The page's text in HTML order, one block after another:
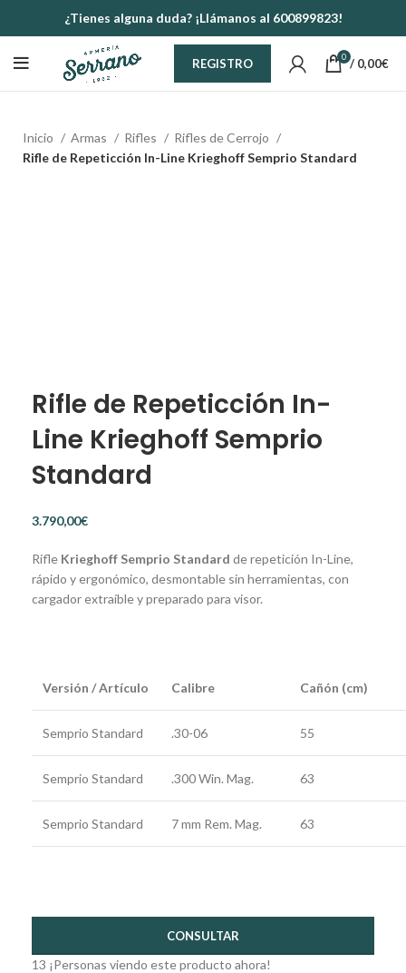
¿Tienes alguna duda? ¡Llámanos al 600899823!
REGISTRO 0 / 0,00€
Inicio Armas Rifles
Rifles de Cerrojo
Rifle de Repeticción In-Line Krieghoff Semprio Standard
Rifle de Repeticción In-
Line Krieghoff Semprio
Standard
€
Rifle Krieghoff Semprio Standard de repetición In-Line,
rápido y ergonómico, desmontable sin herramientas, con
cargador extraíble y preparado para visor.
Versión / Artículo Calibre Cañón (cm)
Semprio Standard .30-06 55
Semprio Standard .300 Win. Mag. 63
Semprio Standard 7 mm Rem. Mag. 63
CONSULTAR
13 ¡Personas viendo este producto ahora!